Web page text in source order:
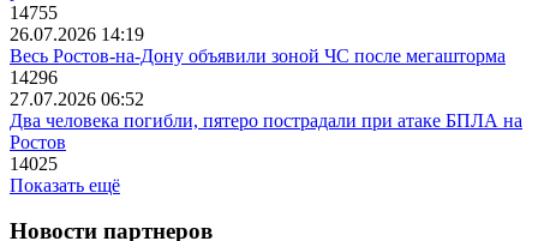
14755
26.07.2026 14:19
Весь Ростов-на-Дону объявили зоной ЧС после мегашторма
14296
27.07.2026 06:52
Два человека погибли, пятеро пострадали при атаке БПЛА на
Ростов
14025
Показать ещё
Новости партнеров